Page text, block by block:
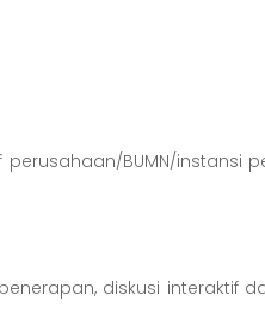
BUMN/instansi
diskusi interaktif